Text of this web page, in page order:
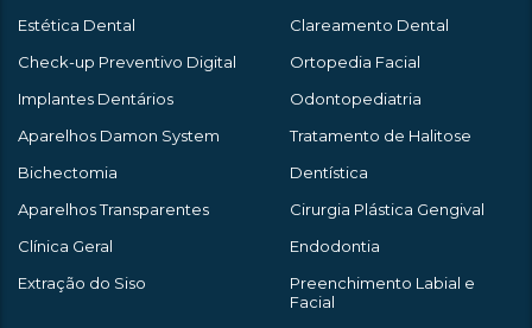
Estética Dental
Clareamento Dental
Check-up Preventivo Digital
Ortopedia Facial
Implantes Dentários
Odontopediatria
Aparelhos Damon System
Tratamento de Halitose
Bichectomia
Dentística
Aparelhos Transparentes
Cirurgia Plástica Gengival
Clínica Geral
Endodontia
Extração do Siso
Preenchimento Labial e
Facial